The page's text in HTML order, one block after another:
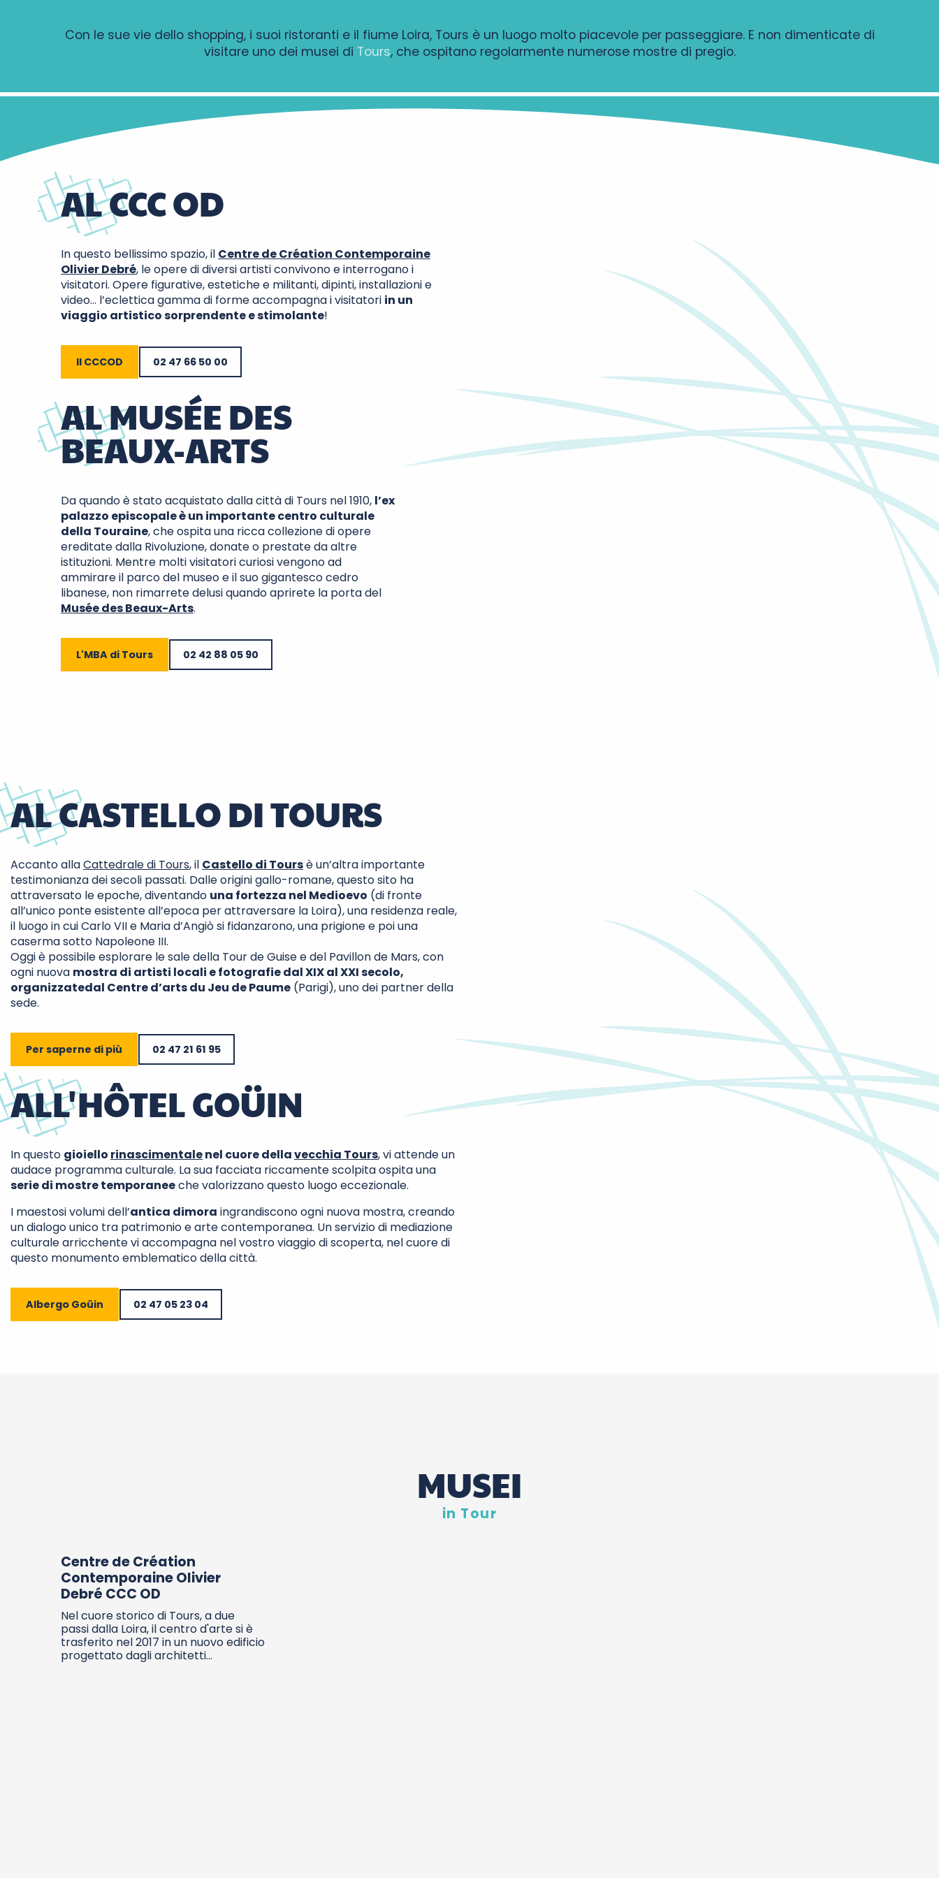
Con le sue vie dello shopping, i suoi ristoranti e il fiume Loira, Tours è un luogo molto piacevole per passeggiare. E non dimenticate di
visitare uno dei musei di Tours, che ospitano regolarmente numerose mostre di pregio.
AL CCC OD
In questo bellissimo spazio, il Centre de Création Contemporaine
Olivier Debré, le opere di diversi artisti convivono e interrogano i
visitatori. Opere figurative, estetiche e militanti, dipinti, installazioni e
video… l’eclettica gamma di forme accompagna i visitatori in un
viaggio artistico sorprendente e stimolante!
Il CCCOD 02 47 66 50 00
AL MUSÉE DES
BEAUX-ARTS
Da quando è stato acquistato dalla città di Tours nel 1910, l’ex
palazzo episcopale è un importante centro culturale
della Touraine, che ospita una ricca collezione di opere
ereditate dalla Rivoluzione, donate o prestate da altre
istituzioni. Mentre molti visitatori curiosi vengono ad
ammirare il parco del museo e il suo gigantesco cedro
libanese, non rimarrete delusi quando aprirete la porta del
Musée des Beaux-Arts.
L'MBA di Tours 02 42 88 05 90
AL CASTELLO DI TOURS
Accanto allaCattedrale di Tours, il Castello di Toursè un’altra importante
testimonianza dei secoli passati. Dalle origini gallo-romane, questo sito ha
attraversato le epoche, diventando una fortezza nel Medioevo (di fronte
all’unico ponte esistente all’epoca per attraversare la Loira), una residenza reale,
il luogo in cui Carlo VII e Maria d’Angiò si fidanzarono, una prigione e poi una
caserma sotto Napoleone III.
Oggi è possibile esplorare le sale della Tour de Guise e del Pavillon de Mars, con
ogni nuova mostra di artisti locali e fotografie dal XIX al XXI secolo,
organizzatedal Centre d’arts du Jeu de Paume (Parigi), uno dei partner della
sede.
Per saperne di più 02 47 21 61 95
ALL'HÔTEL GOÜIN
In questo gioiello rinascimentalenel cuore dellavecchia Tours, vi attende un
audace programma culturale. La sua facciata riccamente scolpita ospita una
serie di mostre temporaneeche valorizzano questo luogo eccezionale.
I maestosi volumi dell’antica dimora ingrandiscono ogni nuova mostra, creando
un dialogo unico tra patrimonio e arte contemporanea. Un servizio di mediazione
culturale arricchente vi accompagna nel vostro viaggio di scoperta, nel cuore di
questo monumento emblematico della città.
Albergo Goüin 02 47 05 23 04
MUSEI
in Tour
Centre de Création
Contemporaine Olivier
Debré CCC OD
Nel cuore storico di Tours, a due
passi dalla Loira, il centro d'arte si è
trasferito nel 2017 in un nuovo edificio
progettato dagli architetti...